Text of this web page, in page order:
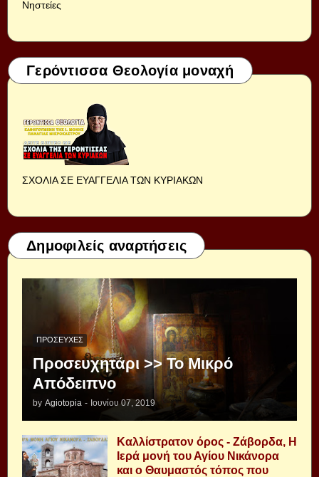
Νηστείες
Γερόντισσα Θεολογία μοναχή
ΣΧΟΛΙΑ ΣΕ ΕΥΑΓΓΕΛΙΑ ΤΩΝ ΚΥΡΙΑΚΩΝ
Δημοφιλείς αναρτήσεις
ΠΡΟΣΕΥΧΈΣ
Προσευχητάρι >> Το Μικρό
Απόδειπνο
by Agiotopia - Ιουνίου 07, 2019
Καλλίστρατον όρος - Ζάβορδα, Η
Ιερά μονή του Αγίου Νικάνορα
και ο Θαυμαστός τόπος που